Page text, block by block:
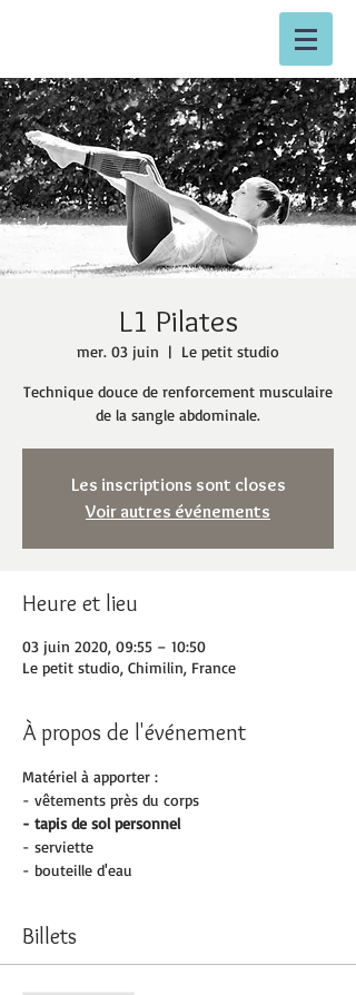
L1 Pilates
mer. 03 juin
  |
Le petit studio
Technique douce de renforcement musculaire
de la sangle abdominale.
Les inscriptions sont closes
Voir autres événements
Heure et lieu
03 juin 2020, 09:55 – 10:50
Le petit studio, Chimilin, France
À propos de l'événement
Matériel à apporter :
- vêtements près du corps
- tapis de sol personnel
- serviette
- bouteille d'eau
Billets